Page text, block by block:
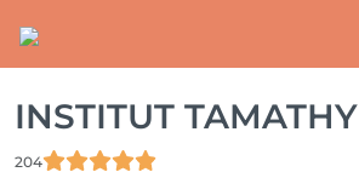
INSTITUT TAMATHY
204